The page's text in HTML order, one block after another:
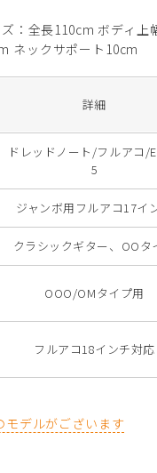
：全長110cm ボディ上
ネックサポート10cm
詳細
ドレッドノート/フルアコ/
5
ジャンボ用フルアコ17イ
クラシックギター、OOタ
OOO/OMタイプ用
フルアコ18インチ対応
モデルがございます